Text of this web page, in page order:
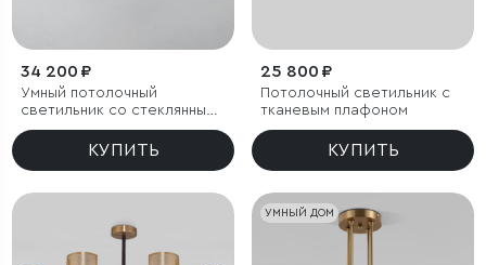
34 200 ₽
Умный потолочный
светильник со стеклянными
плафонами
КУПИТЬ
25 800 ₽
Потолочный светильник с
тканевым плафоном
КУПИТЬ
УМНЫЙ ДОМ